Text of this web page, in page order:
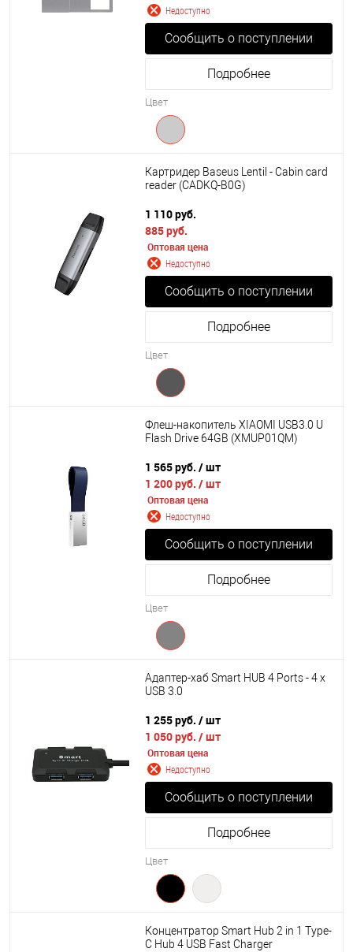
Недоступно
Сообщить о поступлении
Подробнее
Цвет
Картридер Baseus Lentil - Cabin card
reader (CADKQ-B0G)
1 110 руб.
885 руб.
Оптовая цена
Недоступно
Сообщить о поступлении
Подробнее
Цвет
Флеш-накопитель XIAOMI USB3.0 U
Flash Drive 64GB (XMUP01QM)
1 565 руб. / шт
1 200 руб. / шт
Оптовая цена
Недоступно
Сообщить о поступлении
Подробнее
Цвет
Адаптер-хаб Smart HUB 4 Ports - 4 x
USB 3.0
1 255 руб. / шт
1 050 руб. / шт
Оптовая цена
Недоступно
Сообщить о поступлении
Подробнее
Цвет
Концентратор Smart Hub 2 in 1 Type-
C Hub 4 USB Fast Charger